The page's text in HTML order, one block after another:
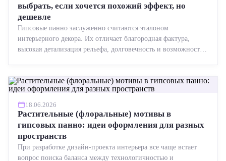
выбрать, если хочется похожий эффект, но
дешевле
Гипсовые панно заслуженно считаются эталоном
интерьерного декора. Их отличает благородная фактура,
высокая детализация рельефа, долговечность и возможность
18.06.2026
Растительные (флоральные) мотивы в
гипсовых панно: идеи оформления для разных
пространств
При разработке дизайн-проекта интерьера все чаще встает
вопрос поиска баланса между технологичностью и